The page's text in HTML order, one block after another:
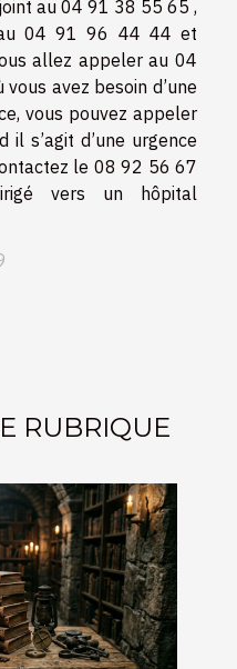
au 04 91 38 55 65 ,
04 91 96 44 44 et
allez appeler au 04
avez besoin d’une
vous pouvez appeler
s’agit d’une urgence
le 08 92 56 67
vers un hôpital
RUBRIQUE